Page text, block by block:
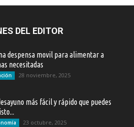
DEL EDITOR
despensa movil para alimentar a
necesitadas
28 noviembre, 2025
más fácil y rápido que puedes
23 octubre, 2025